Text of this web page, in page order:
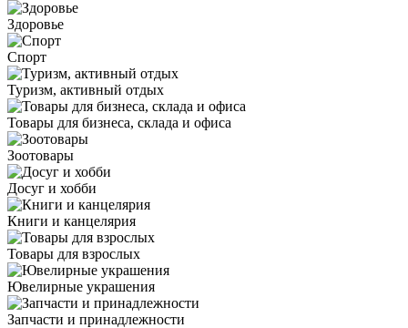
Здоровье
Спорт
Туризм, активный отдых
Товары для бизнеса, склада и офиса
Зоотовары
Досуг и хобби
Книги и канцелярия
Товары для взрослых
Ювелирные украшения
Запчасти и принадлежности